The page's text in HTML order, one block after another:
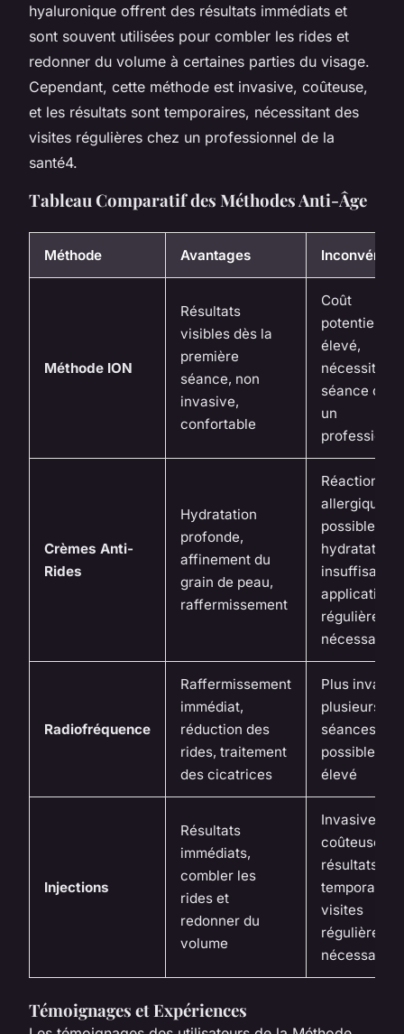
hyaluronique offrent des résultats immédiats et
sont souvent utilisées pour combler les rides et
redonner du volume à certaines parties du visage.
Cependant, cette méthode est invasive, coûteuse,
et les résultats sont temporaires, nécessitant des
visites régulières chez un professionnel de la
santé4.
Tableau Comparatif des Méthodes Anti-Âge
Méthode Avantages
Méthode ION
Résultats
visibles dès la
première
séance, non
invasive,
confortable
Coût
élevé,
nécessite
séance chez
un
Crèmes Anti-
Rides
Hydratation
profonde,
affinement du
grain de peau,
raffermissement
Réactions
allergiques
possibles,
hydratation
insuffisante,
application
régulière
nécessaire
Radiofréquence
Raffermissement
immédiat,
réduction des
rides, traitement
des cicatrices
Plus
plusieurs
séances
possibles,
élevé
Injections
Résultats
immédiats,
combler les
rides et
redonner du
volume
Invasive,
coûteuse,
résultats
temporaires,
visites
régulières
nécessaires
Témoignages et Expériences